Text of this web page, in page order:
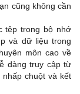
cũng không cần
tệp trong bộ nhớ
và dữ liệu trong
môn cao về
dàng truy cập từ
chuột và kết